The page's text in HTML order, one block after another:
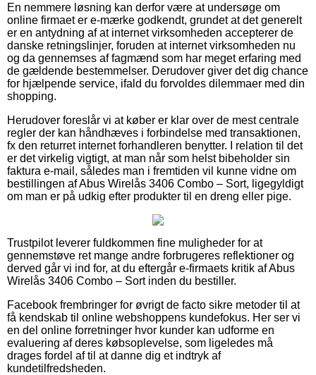
En nemmere løsning kan derfor være at undersøge om
online firmaet er e-mærke godkendt, grundet at det generelt
er en antydning af at internet virksomheden accepterer de
danske retningslinjer, foruden at internet virksomheden nu
og da gennemses af fagmænd som har meget erfaring med
de gældende bestemmelser. Derudover giver det dig chance
for hjælpende service, ifald du forvoldes dilemmaer med din
shopping.
Herudover foreslår vi at køber er klar over de mest centrale
regler der kan håndhæves i forbindelse med transaktionen,
fx den returret internet forhandleren benytter. I relation til det
er det virkelig vigtigt, at man når som helst bibeholder sin
faktura e-mail, således man i fremtiden vil kunne vidne om
bestillingen af Abus Wirelås 3406 Combo – Sort, ligegyldigt
om man er på udkig efter produkter til en dreng eller pige.
Trustpilot leverer fuldkommen fine muligheder for at
gennemstøve ret mange andre forbrugeres reflektioner og
derved går vi ind for, at du eftergår e-firmaets kritik af Abus
Wirelås 3406 Combo – Sort inden du bestiller.
Facebook frembringer for øvrigt de facto sikre metoder til at
få kendskab til online webshoppens kundefokus. Her ser vi
en del online forretninger hvor kunder kan udforme en
evaluering af deres købsoplevelse, som ligeledes må
drages fordel af til at danne dig et indtryk af
kundetilfredsheden.